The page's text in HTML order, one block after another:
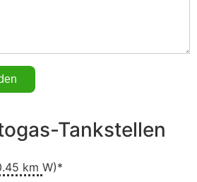
Tankstellen
km W)*